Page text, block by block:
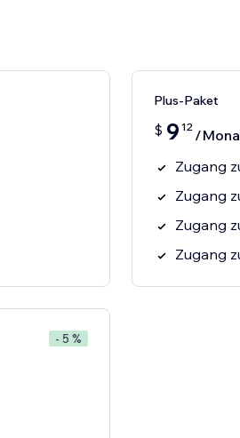
Plus-Paket
$ 9 12 /
Zugang
Zugang
Zugang
Zugang
- 5 %